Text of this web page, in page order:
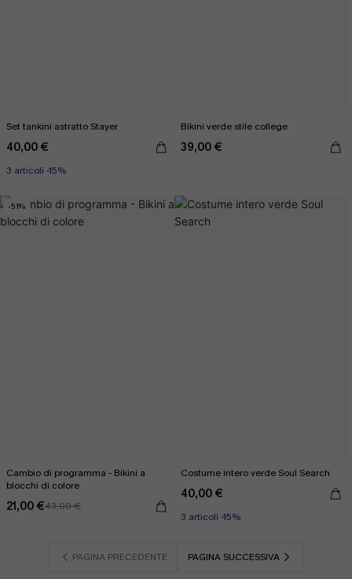
Set tankini astratto Stayer
40,00 €
3 articoli -15%
Bikini verde stile college
39,00 €
-51%
Cambio di programma - Bikini a
blocchi di colore
21,00 €43,00 €
Costume intero verde Soul Search
40,00 €
3 articoli -15%
PAGINA PRECEDENTE PAGINA SUCCESSIVA